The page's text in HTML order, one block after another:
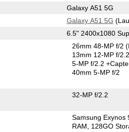
Galaxy A51 5G
Galaxy A51 5G
6.5" 2400x1080
26mm 48-MP f/2
13mm 12-MP f/2.2
5-MP f/2.2
40mm 5-MP f/2
32-MP f/2.2
Samsung Exynos
RAM
128GO